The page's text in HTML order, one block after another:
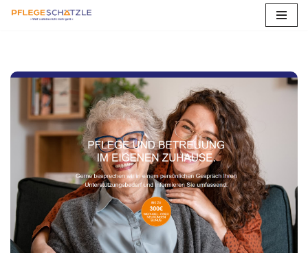
springen